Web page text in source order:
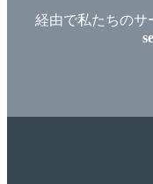
経由で私たちのサ